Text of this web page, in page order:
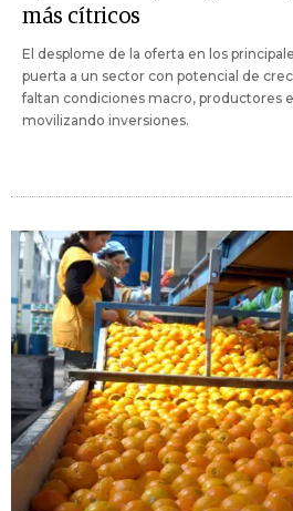
más cítricos
El desplome de la oferta en los
puerta a un sector con potencial de
faltan condiciones macro, productores
movilizando inversiones.